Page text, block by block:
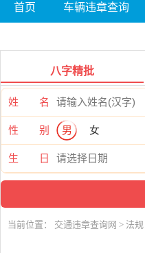
首页 车辆违章查询
八字精批
姓 名
性 别 男 女
生 日
当前位置： 交通违章查询网 > 法规